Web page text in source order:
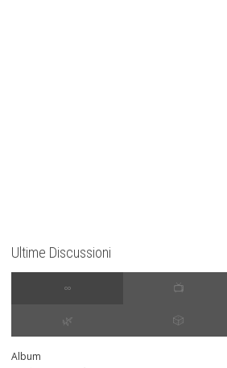
Ultime Discussioni
∞ 📺
🌿 🎲
Album